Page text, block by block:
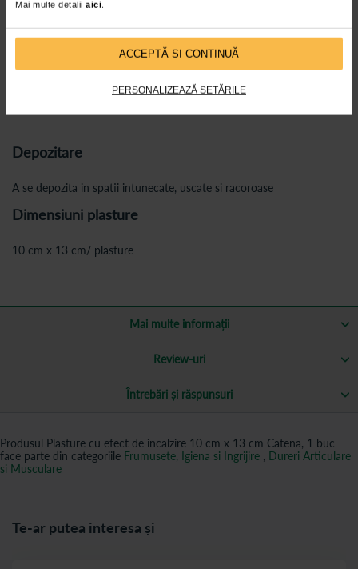
Mai multe detalii aici
ACCEPTĂ SI CONTINUĂ
PERSONALIZEAZĂ SETĂRILE
accidentale. In caz de ingerare accidentala consultati un medic.
Indepartati plasturele. DACA nu va simtiti confortabil in timpul
Depozitare
A se depozita in spatii intunecate, uscate si racoroase
Dimensiuni plasture
10 cm x 13 cm/ plasture
Mai multe informații
Review-uri
Întrebări și răspunsuri
Produsul Plasture cu efect de incalzire 10 cm x 13 cm Catena, 1 buc
face parte din categoriile Frumusete, Igiena si Ingrijire , Dureri Articulare
si Musculare
Te-ar putea interesa și